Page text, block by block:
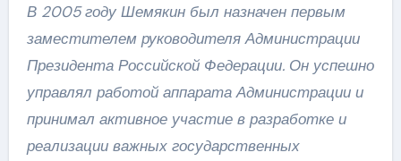
В 2005 году Шемякин был назначен первым
заместителем руководителя Администрации
Президента Российской Федерации. Он успешно
управлял работой аппарата Администрации и
принимал активное участие в разработке и
реализации важных государственных